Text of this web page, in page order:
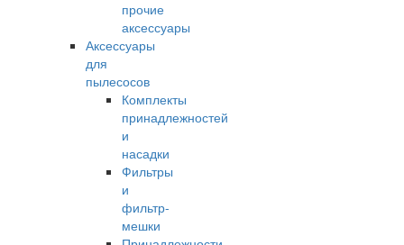
прочие
аксессуары
Аксессуары
для
пылесосов
Комплекты
принадлежностей
и
насадки
Фильтры
и
фильтр-
мешки